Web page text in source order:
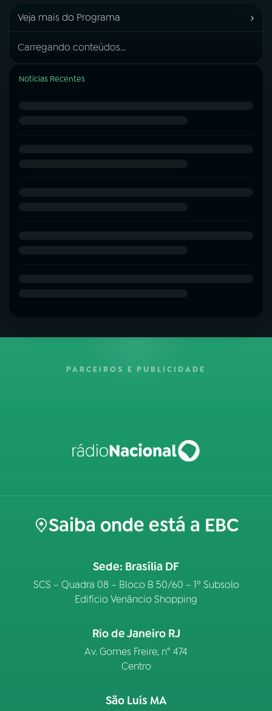
Veja mais do Programa ›
Carregando conteúdos...
Notícias Recentes
PARCEIROS E PUBLICIDADE
Saiba onde está a EBC
Sede: Brasília DF
SCS – Quadra 08 – Bloco B 50/60 – 1º Subsolo
Edifício Venâncio Shopping
Rio de Janeiro RJ
Av. Gomes Freire, n° 474
Centro
São Luís MA